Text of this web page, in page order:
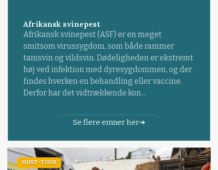
Afrikansk svinepest
Afrikansk svinepest (ASF) er en meget
smitsom virussygdom, som både rammer
tamsvin og vildsvin. Dødeligheden er ekstremt
høj ved infektion med dyresygdommen, og der
findes hverken en behandling eller vaccine.
Derfor har det vidtrækkende kon...
Se flere emner her
HØST-TOUR